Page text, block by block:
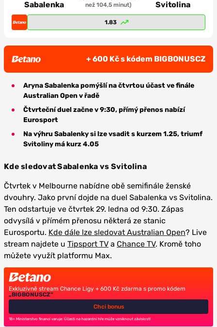
Sabalenka
než 104,5 minut)
Svitolina
1.83
+ 600 Kč s kódem BIGBONUSCZ
Aryna Sabalenka pomýšlí na čtvrtou účast ve finále
Australian Open v řadě
Čtvrteční duel začne v 9:30, přímý přenos nabízí
Eurosport
Na výhru Sabalenky si lze vsadit s kurzem 1.25, triumf
Svitoliny má kurz 4.05
Kde sledovat Sabalenka vs Svitolina
Čtvrtek v Melbourne nabídne obě semifinále ženské
dvouhry. Jako první dojde na duel Sabalenka vs Svitolina.
Ten odstartuje ve čtvrtek 29. ledna od 9:30. Zápas
odvysílá v přímém přenosu některá ze stanic
Eurosportu. Kde dále lze sledovat Australian Open? Live
stream najdete u Tipsport TV a Chance TV. Kromě toho
můžete využít platformu Max.
Exkluzivně stream Chance Ligy + 600 Kč zdarma s promo kódem
„BIGBONUSCZ“
Chci bonus
18+ Ministerstvo financí varuje: Účastí na hazardní hře může vzniknout závislost!